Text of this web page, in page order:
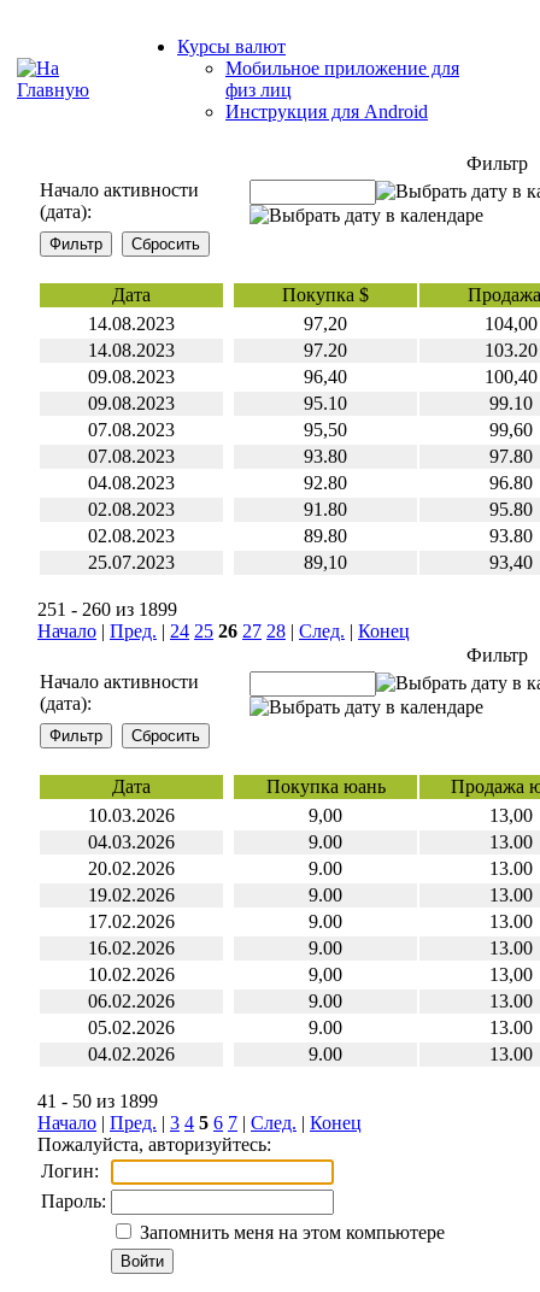
Курсы валют
Мобильное приложение для
физ лиц
Инструкция для Android
Фильтр
Начало активности
(дата):
Дата Покупка $
14.08.2023
97,20
104,00
14.08.2023
97.20
103.20
09.08.2023
96,40
100,40
09.08.2023
95.10
99.10
07.08.2023
95,50
99,60
07.08.2023
93.80
97.80
04.08.2023
92.80
96.80
02.08.2023
91.80
95.80
02.08.2023
89.80
93.80
25.07.2023
89,10 93,40
251 - 260 из 1899
Начало | Пред. | 24 25 26 27 28 | След. | Конец
Фильтр
Начало активности
(дата):
Дата Покупка юань
Продажа
10.03.2026
9,00
13,00
04.03.2026
9.00
13.00
20.02.2026
9.00
13.00
19.02.2026
9.00
13.00
17.02.2026
9.00
13.00
16.02.2026
9.00
13.00
10.02.2026
9,00
13,00
06.02.2026
9.00
13.00
05.02.2026
9.00
13.00
04.02.2026
9.00 13.00
41 - 50 из 1899
Начало | Пред. | 3 4 5 6 7 | След. | Конец
Пожалуйста, авторизуйтесь:
Логин:
Пароль:
Запомнить меня на этом компьютере